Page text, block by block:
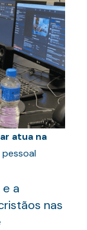
atua na
pessoal
a
nas